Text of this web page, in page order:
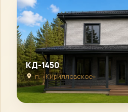
КД-1450
п. «Кирилловское»